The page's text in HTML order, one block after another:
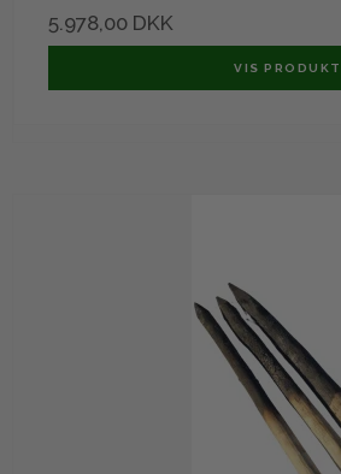
5.978,00 DKK
VIS PRODUKT